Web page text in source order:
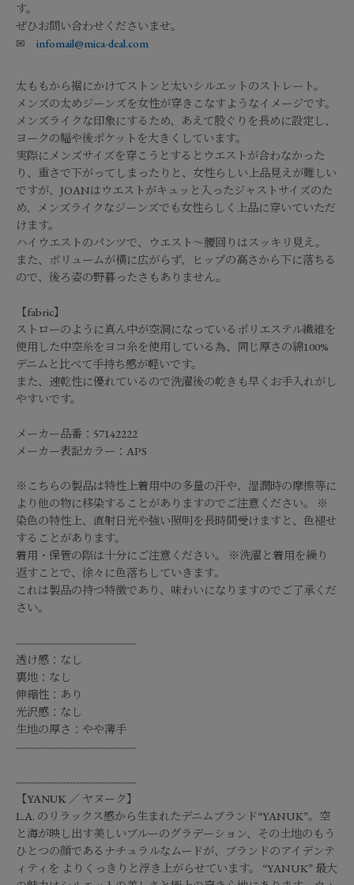
す。
ぜひお問い合わせくださいませ。
✉infomail@mica-deal.com
太ももから裾にかけてストンと太いシルエットのストレート。
メンズの太めジーンズを女性が穿きこなすようなイメージです。
メンズライクな印象にするため、あえて股ぐりを長めに設定し、
ヨークの幅や後ポケットを大きくしています。
実際にメンズサイズを穿こうとするとウエストが合わなかった
り、重さで下がってしまったりと、女性らしい上品見えが難しい
ですが、JOANはウエストがキュッと入ったジャストサイズのた
め、メンズライクなジーンズでも女性らしく上品に穿いていただ
けます。
ハイウエストのパンツで、ウエスト～腰回りはスッキリ見え。
また、ボリュームが横に広がらず、ヒップの高さから下に落ちる
ので、後ろ姿の野暮ったさもありません。
【fabric】
ストローのように真ん中が空洞になっているポリエステル繊維を
使用した中空糸をヨコ糸を使用している為、同じ厚さの綿100%
デニムと比べて手持ち感が軽いです。
また、速乾性に優れているので洗濯後の乾きも早くお手入れがし
やすいです。
メーカー品番：57142222
メーカー表記カラー：APS
※こちらの製品は特性上着用中の多量の汗や、湿潤時の摩擦等に
より他の物に移染することがありますのでご注意ください。 ※
染色の特性上、直射日光や強い照明を長時間受けますと、色褪せ
することがあります。
着用・保管の際は十分にご注意ください。 ※洗濯と着用を繰り
返すことで、徐々に色落ちしていきます。
これは製品の持つ特徴であり、味わいになりますのでご了承くだ
さい。
--------------------------------------
透け感：なし
裏地：なし
伸縮性：あり
光沢感：なし
生地の厚さ：やや薄手
--------------------------------------
--------------------------------------
【YANUK ／ ヤヌーク】
L.A. のリラックス感から生まれたデニムブランド“YANUK”。空
と海が映し出す美しいブルーのグラデーション、その土地のもう
ひとつの顔であるナチュラルなムードが、ブランドのアイデンテ
ィティを よりくっきりと浮き上がらせています。 “YANUK” 最大